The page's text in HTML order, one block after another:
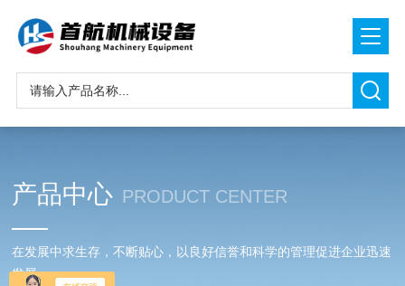
产品中心 PRODUCT CENTER
在发展中求生存，不断贴心，以良好信誉和科学的管理促进企业迅速
发展